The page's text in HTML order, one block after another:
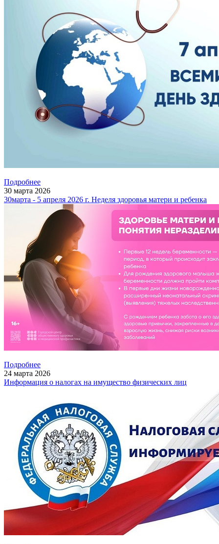
Подробнее
30 марта 2026
30марта - 5 апреля 2026 г. Неделя здоровья матери и ребенка
Подробнее
24 марта 2026
Информация о налогах на имущество физических лиц